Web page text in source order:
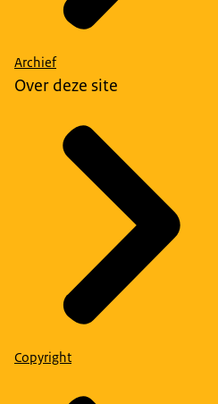
Archief
Over deze site
Copyright